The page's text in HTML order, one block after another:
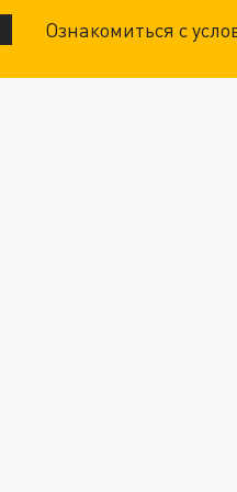
Ознакомиться с